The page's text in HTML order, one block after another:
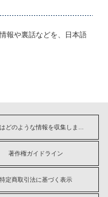
報や裏話などを、日本語
OUPはどのような情報を収集しますか?
著作権ガイドライン
特定商取引法に基づく表示